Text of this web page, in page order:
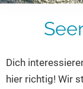
Radtouren am
Stand Up
Kanu- &
Urlaub an der
Direkt am
Hotels am See
Ferienwohnungen
Camping am
Top-Hotels
Finde Deinen See
Seen in
Seen in Europa
Dich
hier richtig! Wir